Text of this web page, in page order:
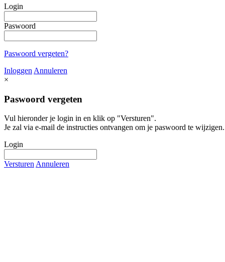
Login
Paswoord
Paswoord vergeten?
Inloggen Annuleren
×
Paswoord vergeten
Vul hieronder je login in en klik op "Versturen".
Je zal via e-mail de instructies ontvangen om je paswoord te wijzigen.
Login
Versturen Annuleren